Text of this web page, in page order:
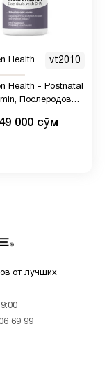
Health vt2010
Health - Postnatal
Послеродовые
с ДГК, 60
000 сӯм
от лучших
69 99